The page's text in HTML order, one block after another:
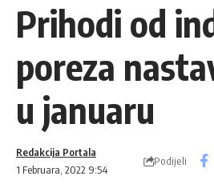
Prihodi od
poreza
u januaru
1 Februara, 2022 9:54
Redakcija Portala
Podijeli